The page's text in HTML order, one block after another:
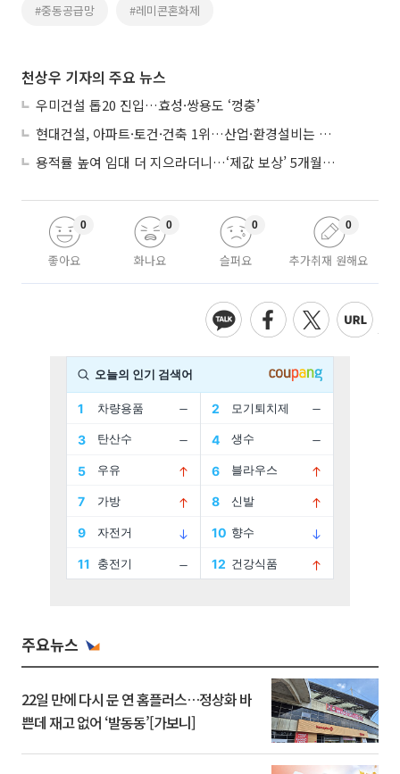
#중동공급망 #레미콘혼화제
천상우 기자의 주요 뉴스
우미건설 톱20 진입…효성·쌍용도 ‘껑충’
현대건설, 아파트·토건·건축 1위…산업·환경설비는 삼성E&A
용적률 높여 임대 더 지으라더니…‘제값 보상’ 5개월째 국회에 발목
좋아요
0
화나요
0
슬퍼요
0
추가취재 원해요
0
주요뉴스
22일 만에 다시 문 연 홈플러스…정상화 바
쁜데 재고 없어 ‘발동동’[가보니]